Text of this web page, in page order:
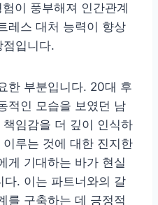
이 풍부해져 인간관계
레스 대처 능력이 향상
입니다.
한 부분입니다. 20대 후
적인 모습을 보였던 남
임감을 더 깊이 인식하
루는 것에 대한 진지한
게 기대하는 바가 현실
다. 이는 파트너와의 갈
를 구축하는 데 긍정적